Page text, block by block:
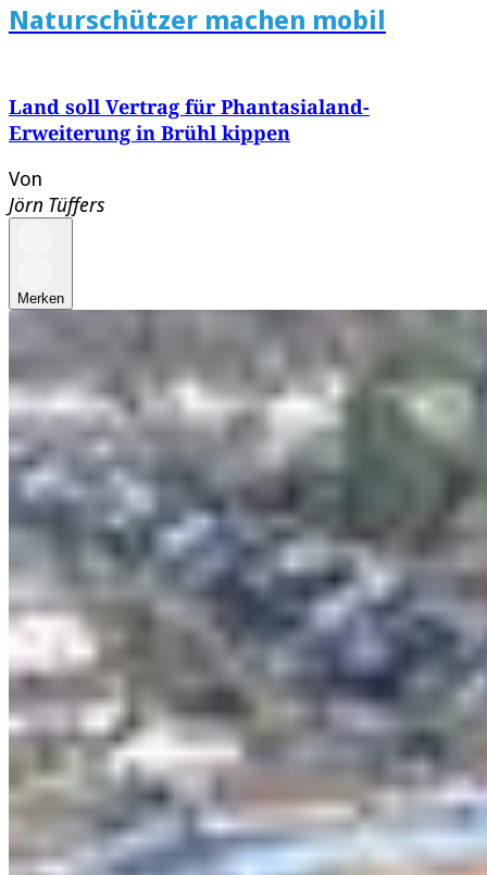
Naturschützer machen mobil
Land soll Vertrag für Phantasialand-
Erweiterung in Brühl kippen
Von
Jörn Tüffers
Merken